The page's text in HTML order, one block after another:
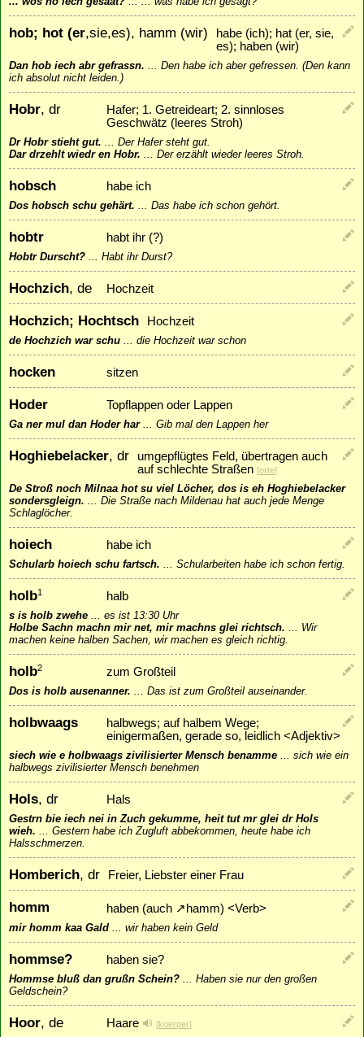
hob; hot (er,sie,es), hamm (wir)
habe (ich); hat (er, sie,
es); haben (wir)
Dan hob iech abr gefrassn.
Den habe ich aber gefressen. (Den kann
ich absolut nicht leiden.)
Hobr, dr
Hafer; 1. Getreideart; 2. sinnloses
Geschwätz (leeres Stroh)
Dr Hobr stieht gut.
Der Hafer steht gut.
Dar drzehlt wiedr en Hobr.
Der erzählt wieder leeres Stroh.
hobsch habe ich
Dos hobsch schu gehärt. Das habe ich schon gehört.
hobtr habt ihr (?)
Hobtr Durscht? Habt ihr Durst?
Hochzich, de Hochzeit
Hochzich; Hochtsch Hochzeit
de Hochzich war schu die Hochzeit war schon
hocken sitzen
Hoder Topflappen oder Lappen
Ga ner mul dan Hoder har... Gib mal den Lappen her
Hoghiebelacker, dr
umgepflügtes Feld, übertragen auch
auf schlechte Straßen [orte]
De Stroß noch Milnaa hot su viel Löcher, dos is eh Hoghiebelacker
sondersgleign.
Die Straße nach Mildenau hat auch jede Menge
Schlaglöcher.
hoiech habe ich
Schularb hoiech schu fartsch. Schularbeiten habe ich schon fertig.
holb1 halb
s is holb zwehe
es ist 13:30 Uhr
Holbe Sachn machn mir net, mir machns glei richtsch.
Wir
machen keine halben Sachen, wir machen es gleich richtig.
holb2 zum Großteil
Dos is holb ausenanner. Das ist zum Großteil auseinander.
holbwaags
halbwegs; auf halbem Wege;
einigermaßen, gerade so, leidlich <Adjektiv>
siech wie e holbwaags zivilisierter Mensch benamme
sich wie ein
halbwegs zivilisierter Mensch benehmen
Hols, dr Hals
Gestrn bie iech nei in Zuch gekumme, heit tut mr glei dr Hols
wieh.
Gestern habe ich Zugluft abbekommen, heute habe ich
Halsschmerzen.
Homberich, dr Freier, Liebster einer Frau
homm haben (auch ↗ hamm) <Verb>
mir homm kaa Gald wir haben kein Geld
hommse? haben sie?
Hommse bluß dan grußn Schein?
Haben sie nur den großen
Geldschein?
Hoor, de Haare [koerper]